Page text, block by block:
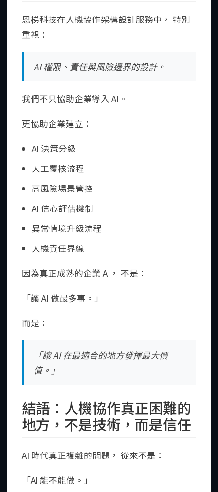
恩梯科技在人機協作架構設計服務中， 特別
重視：
AI 權限、責任與風險邊界的設計。
我們不只協助企業導入 AI。
更協助企業建立：
AI 決策分級
人工覆核流程
高風險場景管控
AI 信心評估機制
異常情境升級流程
人機責任界線
因為真正成熟的企業 AI， 不是：
「讓 AI 做最多事。」
而是：
「讓 AI 在最適合的地方發揮最大價
值。」
結語：人機協作真正困難的
地方，不是技術，而是信任
AI 時代真正複雜的問題， 從來不是：
「AI 能不能做。」